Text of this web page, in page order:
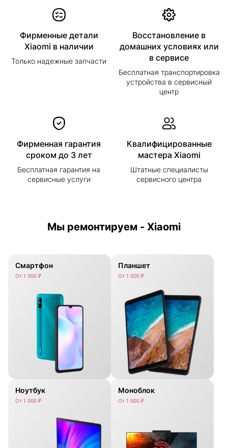
Фирменные детали
Xiaomi в наличии
Только надежные запчасти
Восстановление в
домашних условиях или
в сервисе
Бесплатная транспортировка
устройства в сервисный
центр
Фирменная гарантия
сроком до 3 лет
Бесплатная гарантия на
сервисные услуги
Квалифицированные
мастера Xiaomi
Штатные специалисты
сервисного центра
Мы ремонтируем - Xiaomi
Смартфон
От 1 000 ₽
Планшет
От 1 000 ₽
Ноутбук
От 1 000 ₽
Моноблок
От 1 000 ₽